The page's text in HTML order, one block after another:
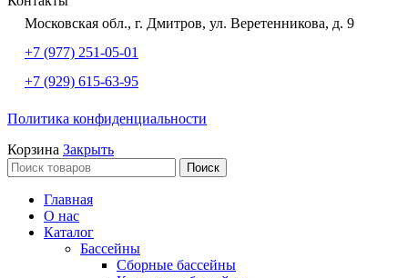
Московская обл., г. Дмитров, ул. Веретенникова, д. 9
+7 (977) 251-05-01
+7 (929) 615-63-95
Политика конфиденциальности
Корзина Закрыть
Поиск
Главная
О нас
Каталог
Бассейны
Сборные бассейны